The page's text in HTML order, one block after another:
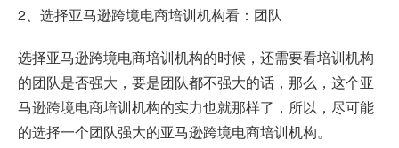
2、选择亚马逊跨境电商培训机构看：团队
选择亚马逊跨境电商培训机构的时候，还需要看培训机构
的团队是否强大，要是团队都不强大的话，那么，这个亚
马逊跨境电商培训机构的实力也就那样了，所以，尽可能
的选择一个团队强大的亚马逊跨境电商培训机构。